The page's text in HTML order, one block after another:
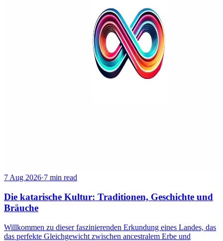
7 Aug 2026·7 min read
Die katarische Kultur: Traditionen, Geschichte und
Bräuche
Willkommen zu dieser faszinierenden Erkundung eines Landes, das
das perfekte Gleichgewicht zwischen ancestralem Erbe und